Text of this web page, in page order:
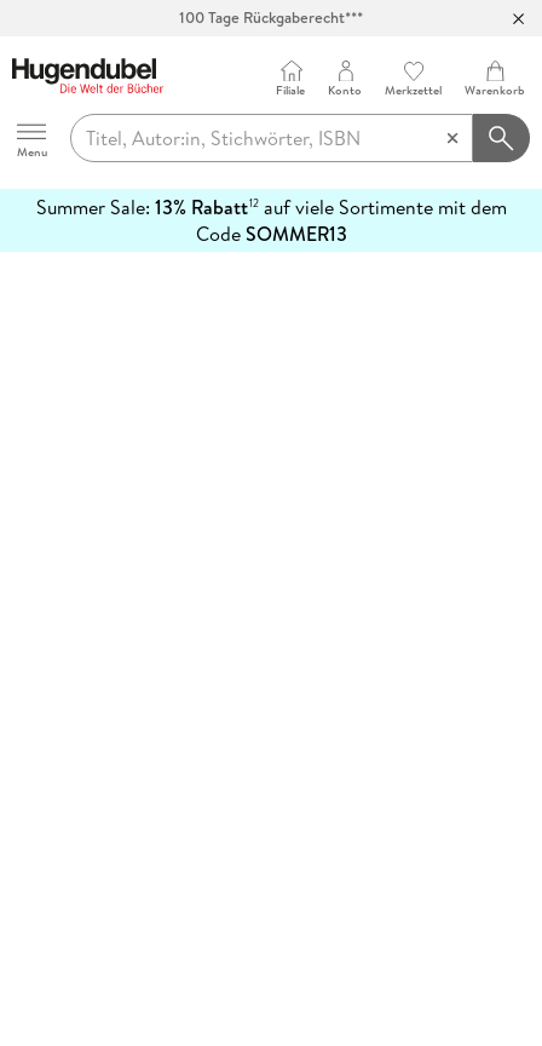
100 Tage Rückgaberecht***
Hugendubel
Menu
Filiale Konto Merkzettel Warenkorb
Summer Sale: 13% Rabatt12auf viele Sortimente mit dem
CodeSOMMER13
erfahren